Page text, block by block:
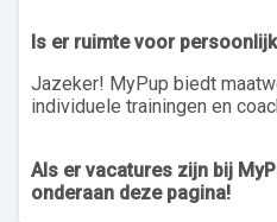
Is er ruimte voor
Jazeker! MyPup biedt
individuele trainingen en
Als er vacatures zijn bij
onderaan deze pagina!